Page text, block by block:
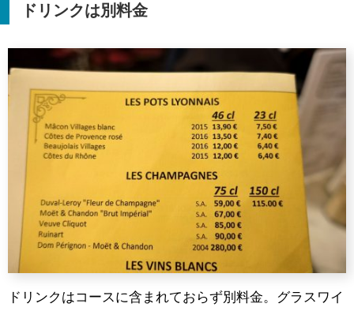
ドリンクは別料金
ドリンクはコースに含まれておらず別料金。グラスワイ